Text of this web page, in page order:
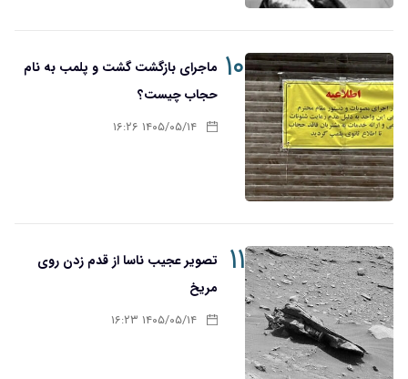
۱۰ ماجرای بازگشت گشت و پلمب به نام
حجاب چیست؟
۱۴۰۵/۰۵/۱۴ ۱۶:۲۶
۱۱
تصویر عجیب ناسا از قدم زدن روی
مریخ
۱۴۰۵/۰۵/۱۴ ۱۶:۲۳